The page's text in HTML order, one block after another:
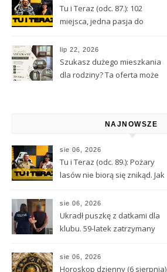
Tu i Teraz (odc. 87.): 102
miejsca, jedna pasja do
lip 22, 2026
Szukasz dużego mieszkania
dla rodziny? Ta oferta może
NAJNOWSZE
sie 06, 2026
Tu i Teraz (odc. 89.): Pożary
lasów nie biorą się znikąd. Jak
sie 06, 2026
Ukradł puszkę z datkami dla
klubu. 59-latek zatrzymany
sie 06, 2026
Horoskop dzienny (6 sierpnia)